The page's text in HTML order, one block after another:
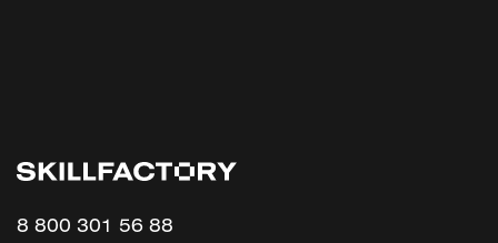
8 800 301 56 88